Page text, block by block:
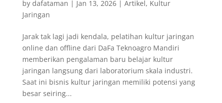
by dafataman | Jan 13, 2026| Artikel, Kultur
Jaringan
Jarak tak lagi jadi kendala, pelatihan kultur jaringan
online dan offline dari DaFa Teknoagro Mandiri
memberikan pengalaman baru belajar kultur
jaringan langsung dari laboratorium skala industri.
Saat ini bisnis kultur jaringan memiliki potensi yang
besar seiring...